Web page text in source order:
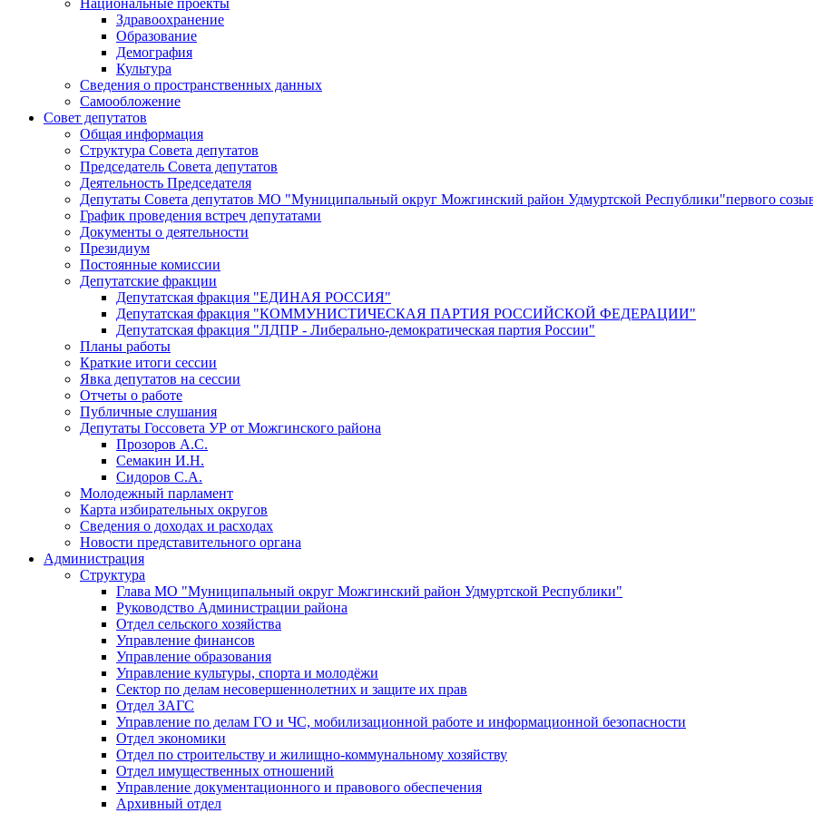
Здравоохранение
Образование
Демография
Культура
Сведения о пространственных данных
Самообложение
Совет депутатов
Общая информация
Структура Совета депутатов
Председатель Совета депутатов
Деятельность Председателя
Депутаты Совета депутатов МО "Муниципальный округ Можгинский район Удмуртской Республики"первого
График проведения встреч депутатами
Документы о деятельности
Президиум
Постоянные комиссии
Депутатские фракции
Депутатская фракция "ЕДИНАЯ РОССИЯ"
Депутатская фракция "КОММУНИСТИЧЕСКАЯ ПАРТИЯ РОССИЙСКОЙ ФЕДЕРАЦИИ"
Депутатская фракция "ЛДПР - Либерально-демократическая партия России"
Планы работы
Краткие итоги сессии
Явка депутатов на сессии
Отчеты о работе
Публичные слушания
Депутаты Госсовета УР от Можгинского района
Прозоров А.С.
Семакин И.Н.
Сидоров С.А.
Молодежный парламент
Карта избирательных округов
Сведения о доходах и расходах
Новости представительного органа
Администрация
Структура
Глава МО "Муниципальный округ Можгинский район Удмуртской Республики"
Руководство Администрации района
Отдел сельского хозяйства
Управление финансов
Управление образования
Управление культуры, спорта и молодёжи
Сектор по делам несовершеннолетних и защите их прав
Отдел ЗАГС
Управление по делам ГО и ЧС, мобилизационной работе и информационной безопасности
Отдел экономики
Отдел по строительству и жилищно-коммунальному хозяйству
Отдел имущественных отношений
Управление документационного и правового обеспечения
Архивный отдел